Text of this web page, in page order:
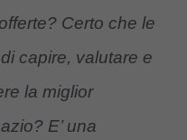
Certo che le
capire, valutare e
la miglior
E’ una